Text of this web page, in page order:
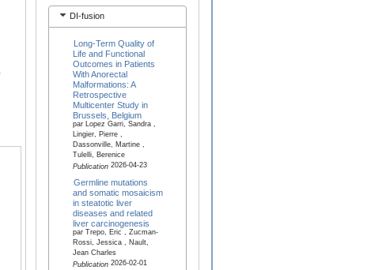
DI-fusion
Long-Term Quality of
Life and Functional
Outcomes in Patients
With Anorectal
Malformations: A
Retrospective
Multicenter Study in
Brussels, Belgium
par Lopez Garri, Sandra ,
Lingier, Pierre ,
Dassonville, Martine ,
Tulelli, Berenice
Publication2026-04-23
Germline mutations
and somatic mosaicism
in steatotic liver
diseases and related
liver carcinogenesis
par Trepo, Eric , Zucman-
Rossi, Jessica , Nault,
Jean Charles
Publication2026-02-01